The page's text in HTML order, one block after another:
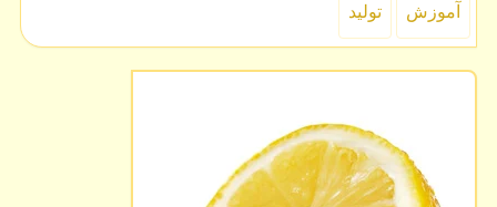
آموزش تولید